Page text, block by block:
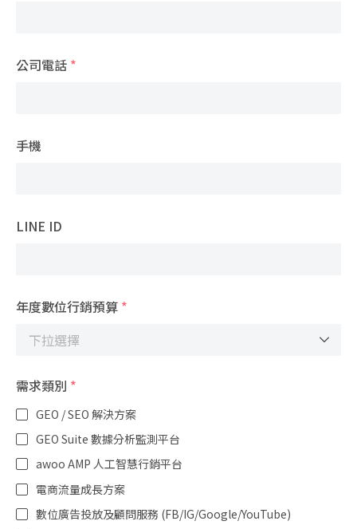
公司電話 *
手機
LINE ID
年度數位行銷預算 *
需求類別 *
GEO / SEO 解決方案
GEO Suite 數據分析監測平台
awoo AMP 人工智慧行銷平台
電商流量成長方案
數位廣告投放及顧問服務 (FB/IG/Google/YouTube)